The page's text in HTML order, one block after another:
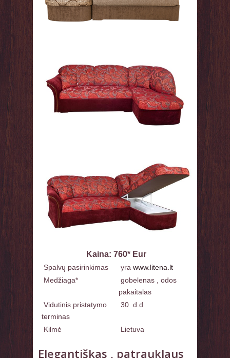
Kaina: 760* Eur
Spalvų pasirinkimas yra www.litena.lt
Medžiaga*
gobelenas , odos
pakaitalas
Vidutinis pristatymo
terminas
30 d.d
Kilmė Lietuva
Elegantiškas , patrauklaus